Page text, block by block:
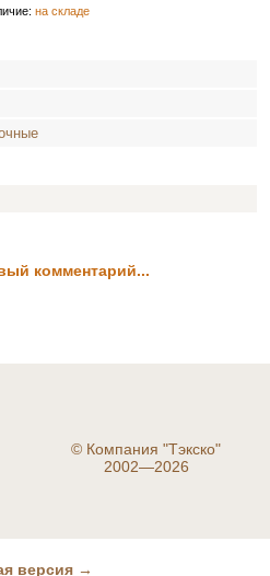
на складе
комментарий...
© Компания "Тэкско"
2002—2026
версия →